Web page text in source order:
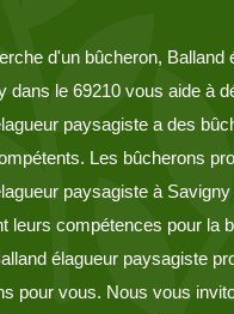
d'un bûcheron, Balland
dans le 69210 vous aide à
paysagiste a des
Les bûcherons
paysagiste à
leurs compétences pour la
élagueur paysagiste
pour vous. Nous vous